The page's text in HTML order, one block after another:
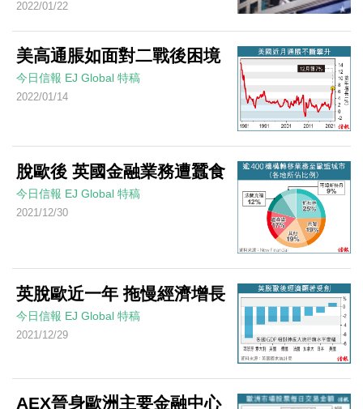
2022/01/22
美高通脹如面對二戰後困境
今日信報 EJ Global 特稿
2022/01/14
脫歐後 英國金融業務遭蠶食
今日信報 EJ Global 特稿
2021/12/30
英脫歐近一年 拖慢經濟增長
今日信報 EJ Global 特稿
2021/12/29
AEX晉身歐洲主要金融中心